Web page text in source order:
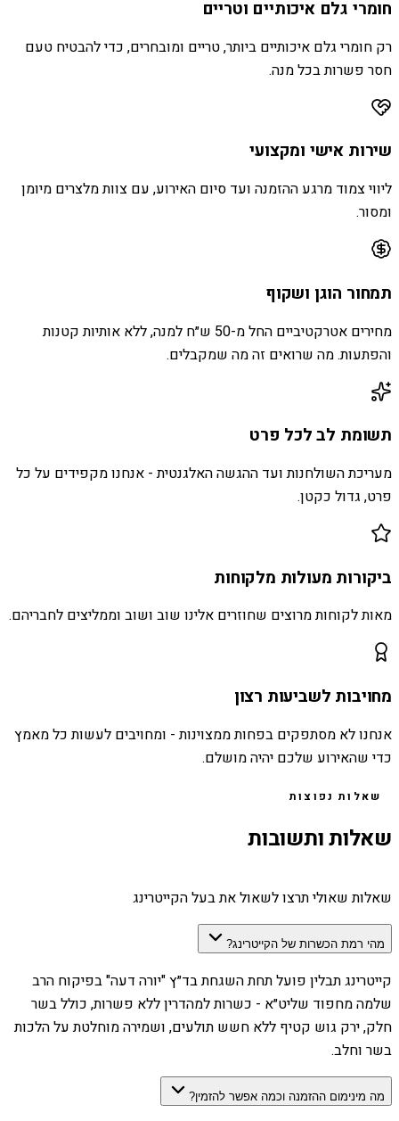
חומרי גלם איכותיים וטריים
רק חומרי גלם איכותיים ביותר, טריים ומובחרים, כדי להבטיח טעם
חסר פשרות בכל מנה.
שירות אישי ומקצועי
ליווי צמוד מרגע ההזמנה ועד סיום האירוע, עם צוות מלצרים מיומן
ומסור.
תמחור הוגן ושקוף
מחירים אטרקטיביים החל מ-50 ש״ח למנה, ללא אותיות קטנות
והפתעות. מה שרואים זה מה שמקבלים.
תשומת לב לכל פרט
מעריכת השולחנות ועד ההגשה האלגנטית - אנחנו מקפידים על כל
פרט, גדול כקטן.
ביקורות מעולות מלקוחות
מאות לקוחות מרוצים שחוזרים אלינו שוב ושוב וממליצים לחבריהם.
מחויבות לשביעות רצון
אנחנו לא מסתפקים בפחות ממצוינות - ומחויבים לעשות כל מאמץ
כדי שהאירוע שלכם יהיה מושלם.
שאלות נפוצות
שאלות ותשובות
שאלות שאולי תרצו לשאול את בעל הקייטרינג
מהי רמת הכשרות של הקייטרינג?
קייטרינג תבלין פועל תחת השגחת בד״ץ "יורה דעה" בפיקוח הרב
שלמה מחפוד שליט״א - כשרות למהדרין ללא פשרות, כולל בשר
חלק, ירק גוש קטיף ללא חשש תולעים, ושמירה מוחלטת על הלכות
בשר וחלב.
מה מינימום ההזמנה וכמה אפשר להזמין?